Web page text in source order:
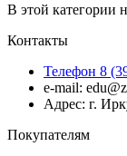
В этой категории
Контакты
Телефон 8
e-mail:
Адрес: г.
Покупателям